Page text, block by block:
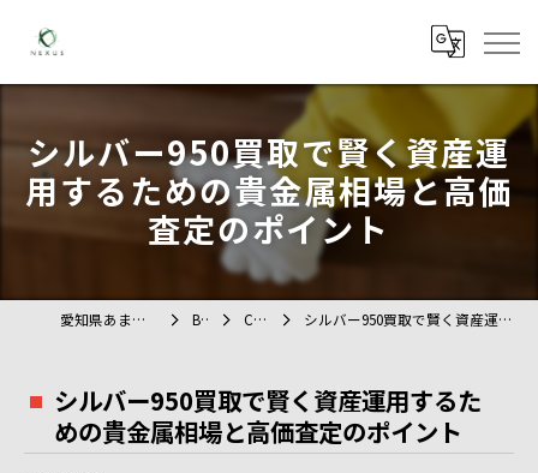
シルバー950買取で賢く資産運
用するための貴金属相場と高価
査定のポイント
愛知県あま市の不用品回収ならTAG BLOG COLUMN シルバー950買取で賢く資産運用するための貴金属相場と高価査定のポイント
シルバー950買取で賢く資産運用するた
めの貴金属相場と高価査定のポイント